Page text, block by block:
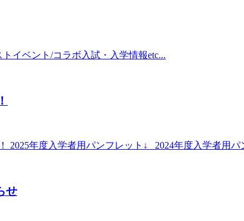
イベント/コラボ 入試・入学情報etc...
2025年度入学者用パンフレット↓ 2024年度入学者
せ